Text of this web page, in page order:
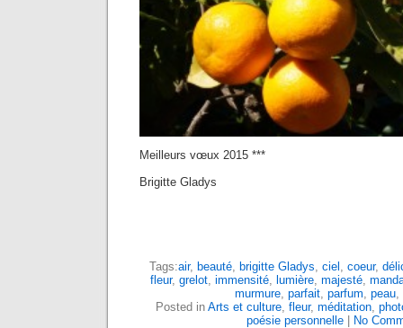
Meilleurs vœux 2015 ***
Brigitte Gladys
Tags:air, beauté, brigitte Gladys ciel coeur,
fleur, grelot immensité lumière majesté
murmure parfait parfum peau
Posted in Arts et culture fleur, méditation
poésie personnelle| No